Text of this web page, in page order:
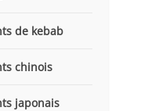
de kebab
chinois
japonais